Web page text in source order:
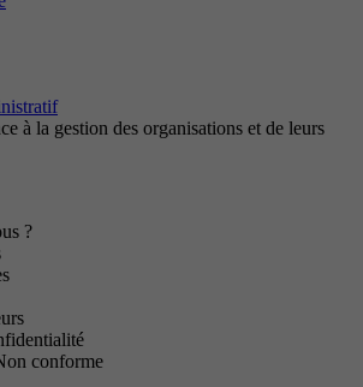
à la gestion des organisations et de leurs
?
conforme